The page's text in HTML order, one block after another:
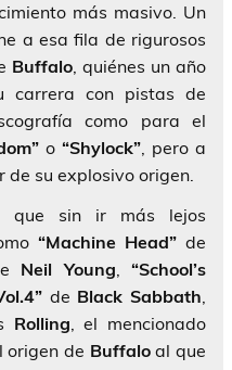
más masivo. Un
a esa fila de rigurosos
Buffalo, quiénes un año
carrera con pistas de
como para el
o“Shylock”, pero a
de su explosivo origen.
que sin ir más lejos
“Machine Head” de
Neil Young, “School’s
de Black Sabbath,
Rolling, el mencionado
origen de Buffaloal que